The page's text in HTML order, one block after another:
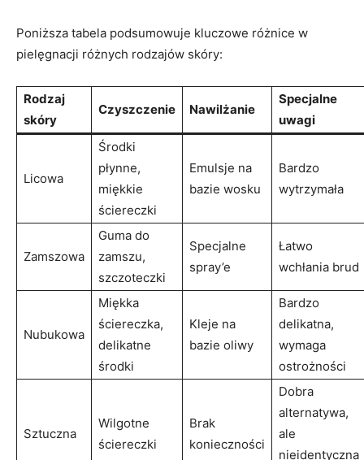
Poniższa tabela ‍podsumowuje kluczowe ‌różnice w
pielęgnacji różnych rodzajów skóry:
Rodzaj
skóry
Czyszczenie Nawilżanie
Specjalne
‌uwagi
Licowa
Środki
‌płynne,
miękkie
ściereczki
Emulsje na
bazie wosku
Bardzo
wytrzymała
Zamszowa
Guma do
zamszu,
szczoteczki
Specjalne
spray’e
Łatwo
wchłania brud
Nubukowa
Miękka
⁤ściereczka,
delikatne
środki
Kleje ⁢na
⁤bazie oliwy
Bardzo
delikatna,
wymaga
ostrożności
Sztuczna
Wilgotne​
ściereczki
Brak
konieczności
Dobra
⁤alternatywa,
ale ​
nieidentyczna